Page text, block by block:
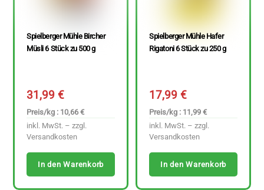
Spielberger Mühle Bircher
Müsli 6 Stück zu 500 g
31,99€
Preis/kg : 10,66 €
inkl. MwSt. – zzgl.
Versandkosten
In den Warenkorb
Spielberger Mühle Hafer
Rigatoni 6 Stück zu 250 g
17,99€
Preis/kg : 11,99 €
inkl. MwSt. – zzgl.
Versandkosten
In den Warenkorb